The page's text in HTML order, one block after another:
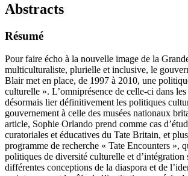
Abstracts
Résumé
Pour faire écho à la nouvelle image de la
multiculturaliste, plurielle et inclusive, le
Blair met en place, de 1997 à 2010, une
culturelle ». L’omniprésence de celle-ci dans
désormais lier définitivement les politiques
gouvernement à celle des musées nationaux
article, Sophie Orlando prend comme cas
curatoriales et éducatives du Tate Britain, et
programme de recherche « Tate Encounters »,
politiques de diversité culturelle et d’intégration
différentes conceptions de la diaspora et de